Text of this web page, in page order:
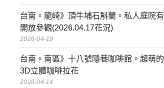
台南。龍崎》頂牛埔石斛蘭。私人庭院有
開放參觀(2026.04.17花況)
2026-04-19
台南。南區》十八號隱巷咖啡館。超萌的
3D立體咖啡拉花
2026-04-14